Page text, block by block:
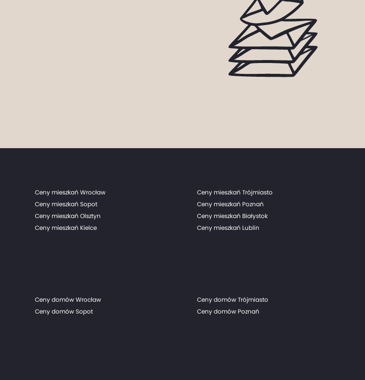
Ceny mieszkań Wrocław
Ceny mieszkań Trójmiasto
Ceny mieszkań Sopot
Ceny mieszkań Poznań
Ceny mieszkań Olsztyn
Ceny mieszkań Białystok
Ceny mieszkań Kielce
Ceny mieszkań Lublin
Ceny domów Wrocław
Ceny domów Trójmiasto
Ceny domów Sopot
Ceny domów Poznań